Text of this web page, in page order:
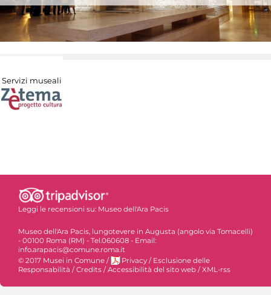
Servizi museali
Leggi le recensioni su: Museo dell'Ara Pacis
Museo dell'Ara Pacis, lungotevere in Augusta (angolo via Tomacelli)
- 00100 Roma (RM) - Tel.060608 - Email:
info.arapacis@comune.roma.it
© 2017 Musei in Comune / Privacy / Esclusione delle
Responsabilità /Credits /Accessibilità del sito web /XML-rss